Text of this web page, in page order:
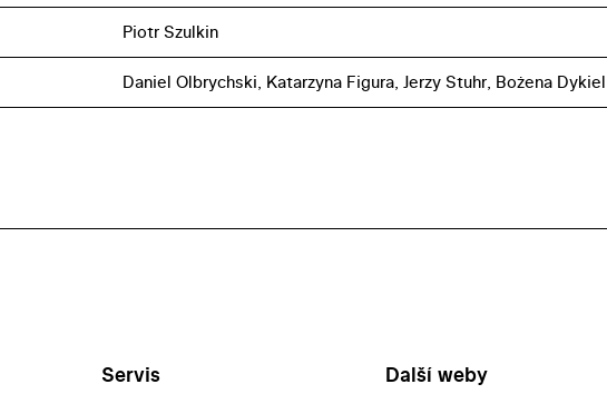
Piotr Szulkin
Daniel Olbrychski, Katarzyna Figura, Jerzy Stuhr, Bożena Dykiel
Servis Další weby